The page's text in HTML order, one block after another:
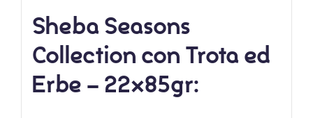
Sheba Seasons
Collection con Trota ed
Erbe – 22x85gr: